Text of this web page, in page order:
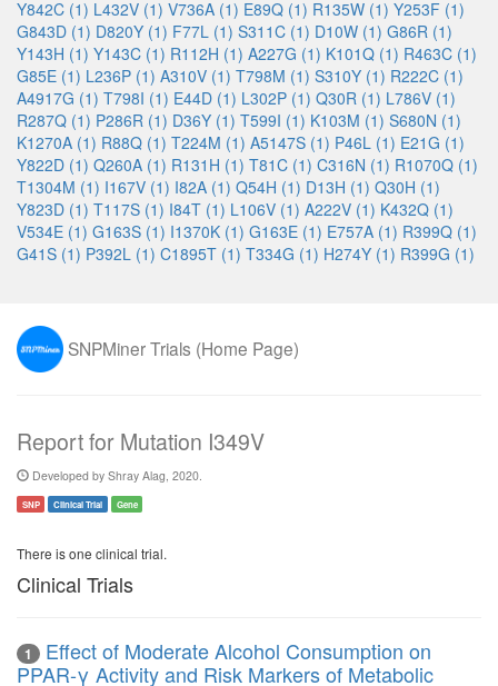
Y842C (1) L432V (1) V736A (1) E89Q (1) R135W (1) Y253F (1)
G843D (1) D820Y (1) F77L (1) S311C (1) D10W (1) G86R (1)
Y143H (1) Y143C (1) R112H (1) A227G (1) K101Q (1) R463C (1)
G85E (1) L236P (1) A310V (1) T798M (1) S310Y (1) R222C (1)
A4917G (1) T798I (1) E44D (1) L302P (1) Q30R (1) L786V (1)
R287Q (1) P286R (1) D36Y (1) T599I (1) K103M (1) S680N (1)
K1270A (1) R88Q (1) T224M (1) A5147S (1) P46L (1) E21G (1)
Y822D (1) Q260A (1) R131H (1) T81C (1) C316N (1) R1070Q (1)
T1304M (1) I167V (1) I82A (1) Q54H (1) D13H (1) Q30H (1)
Y823D (1) T117S (1) I84T (1) L106V (1) A222V (1) K432Q (1)
V534E (1) G163S (1) I1370K (1) G163E (1) E757A (1) R399Q (1)
G41S (1) P392L (1) C1895T (1) T334G (1) H274Y (1) R399G (1)
SNPMiner Trials (Home Page)
Report for Mutation I349V
Developed by Shray Alag, 2020.
SNP Clinical Trial Gene
There is one clinical trial.
Clinical Trials
1
Effect of Moderate Alcohol Consumption on
PPAR-γ Activity and Risk Markers of Metabolic